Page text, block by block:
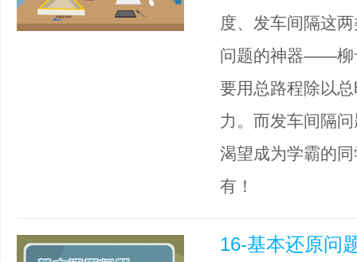
度、发车间隔这
问题的神器——柳
要用总路程除以
力。而发车间隔
渴望成为学霸的
有！
16-基本还原问